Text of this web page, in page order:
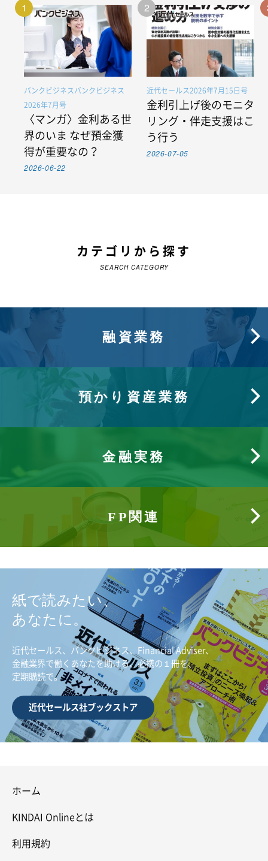
1
バンクビジネスバンクビジネス
2026年7月号
〈マンガ〉金利ある世
界のいま なぜ預金獲
得が重要なの？
2026-06-22
2
近代セールス2026年7月15日号
金利引上げ後のモニタ
リング・伴走支援はこ
う行う
2026-07-05
カテゴリから探す
SEARCH CATEGORY
融資業務
預かり資産業務
金融実務
FP関連
紙で読みたい、
あなたに。
近代セールス、バンクビジネス、Financial Adviser、
金融業界で働くあなたを助ける、必携の１冊を、
定期購読で。
近代セールス社ブックストア
ホーム
KINDAI Onlineとは
利用規約